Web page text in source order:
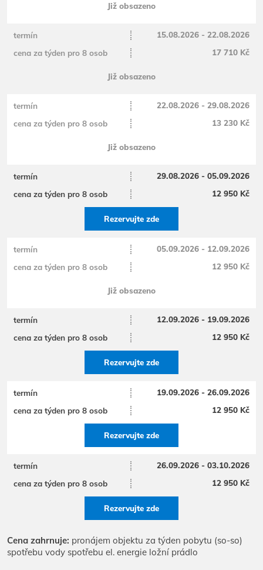
Již obsazeno
15.08.2026 - 22.08.2026
17 710 Kč
Již obsazeno
22.08.2026 - 29.08.2026
13 230 Kč
Již obsazeno
29.08.2026 - 05.09.2026
12 950 Kč
Rezervujte zde
05.09.2026 - 12.09.2026
12 950 Kč
Již obsazeno
12.09.2026 - 19.09.2026
12 950 Kč
Rezervujte zde
19.09.2026 - 26.09.2026
12 950 Kč
Rezervujte zde
26.09.2026 - 03.10.2026
12 950 Kč
Rezervujte zde
Cena zahrnuje: pronájem objektu za týden pobytu (so-so)
spotřebu vody spotřebu el. energie ložní prádlo